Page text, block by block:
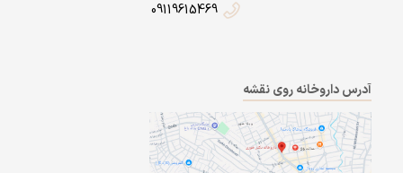
09119615469
آدرس داروخانه روی نقشه